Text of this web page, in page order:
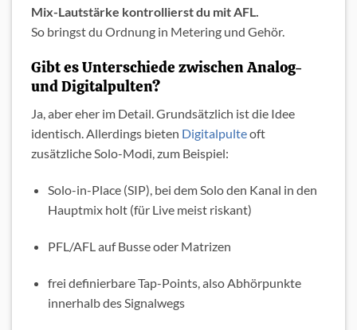
Mix-Lautstärke kontrollierst du mit AFL.
So bringst du Ordnung in Metering und Gehör.
Gibt es Unterschiede zwischen Analog-
und Digitalpulten?
Ja, aber eher im Detail. Grundsätzlich ist die Idee
identisch. Allerdings bieten Digitalpulteoft
zusätzliche Solo-Modi, zum Beispiel:
Solo-in-Place (SIP), bei dem Solo den Kanal in den
Hauptmix holt (für Live meist riskant)
PFL/AFL auf Busse oder Matrizen
frei definierbare Tap-Points, also Abhörpunkte
innerhalb des Signalwegs